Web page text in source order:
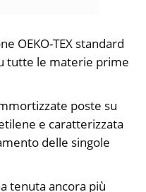
OEKO-TEX standard
tutte le materie prime
poste su
e caratterizzata
delle singole
tenuta ancora più